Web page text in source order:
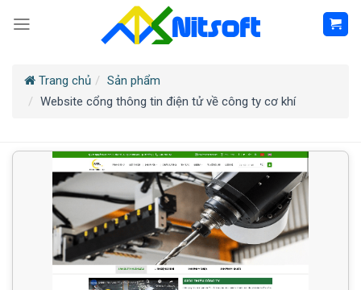
Trang chủ
Sản phẩm
Website cổng thông tin điện tử về công ty cơ khí